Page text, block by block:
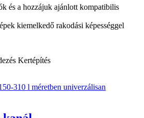
és a hozzájuk ajánlott kompatibilis
kiemelkedő rakodási képességgel
Kertépítés